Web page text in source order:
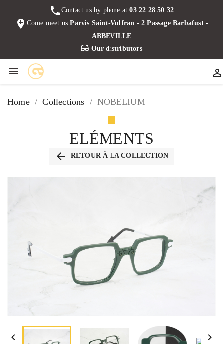
phone Contact us by phone at03 22 28 50 32
add_location Come meet usParvis Saint-Vulfran - 2 Passage Barbafust -
ABBEVILLE
Our distributors
 
Home Collections NOBELIUM
ELÉMENTS
arrow_back RETOUR À LA COLLECTION
 